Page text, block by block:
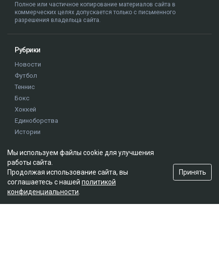
Полное или частичное копирование материалов сайта в
коммерческих целях допускается только с письменного
разрешения владельца сайта.
Рубрики
Новости
Футбол
Теннис
Бокс
Хоккей
Единоборства
Истории
Редакция
О проекте
Правила сайта
Мы используем файлы cookie для улучшения
работы сайта.
Продолжая использование сайта, вы
соглашаетесь с нашей политикой
конфиденциальности
Принять